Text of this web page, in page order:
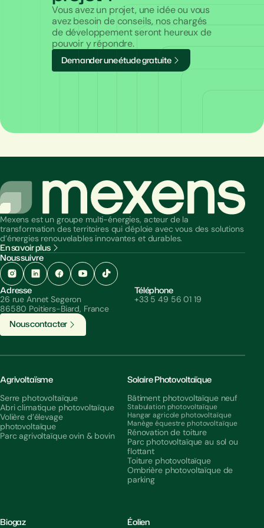
Vous avez un projet, une idée ou vous
avez besoin de conseils, nos chargés
de développement seront heureux de
pouvoir y répondre.
Demanderuneétudegratuite
Mexens est un groupe multi-énergies, acteur de la
transformation des territoires qui déploie avec vous des solutions
d’énergies renouvelables innovantes et durables.
En savoir plus
Nous suivre
Adresse
26 rue Annet Segeron
86580 Poitiers-Biard, France
Téléphone
+33 5 49 56 01 19
Nouscontacter
Agrivoltaïsme
Serre photovoltaïque
Abri climatique photovoltaïque
Volière d’élevage
photovoltaïque
Parc agrivoltaïque ovin & bovin
Solaire Photovoltaïque
Bâtiment photovoltaïque neuf
Stabulation photovoltaïque
Hangar agricole photovoltaïque
Manège équestre photovoltaïque
Rénovation de toiture
Parc photovoltaïque au sol ou
flottant
Toiture photovoltaïque
Ombrière photovoltaïque de
parking
Biogaz Éolien